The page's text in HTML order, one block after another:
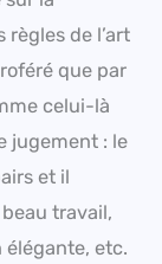
de l’art
que par
celui-là
jugement : le
et il
travail,
élégante, etc.